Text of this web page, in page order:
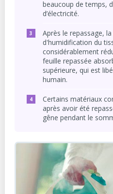
beaucoup de temps,
d’électricité.
Après le repassage,
d'humidification du
considérablement
feuille repassée
supérieure, qui est
humain.
Certains matériaux
après avoir été
gêne pendant le